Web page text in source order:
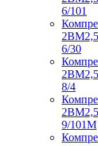
6/101
6/30
8/4
9/101М